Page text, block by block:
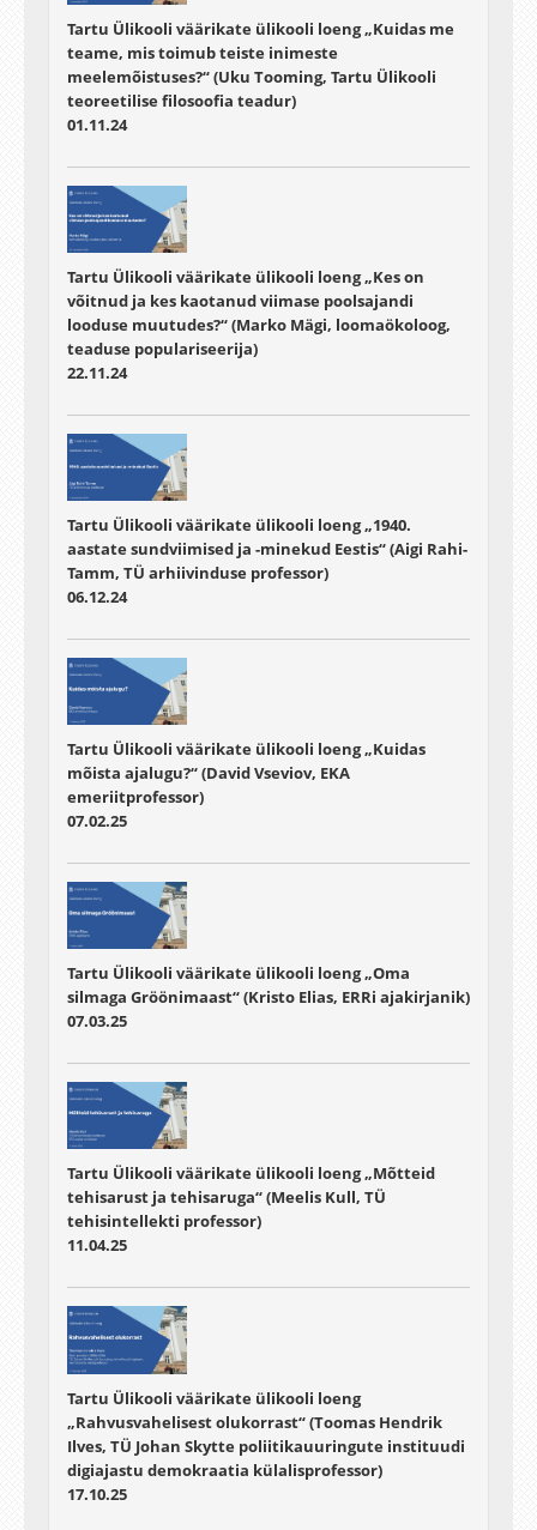
Tartu Ülikooli väärikate ülikooli loeng „Kuidas me
teame, mis toimub teiste inimeste
meelemõistuses?“ (Uku Tooming, Tartu Ülikooli
teoreetilise filosoofia teadur)
01.11.24
Tartu Ülikooli väärikate ülikooli loeng „Kes on
võitnud ja kes kaotanud viimase poolsajandi
looduse muutudes?“ (Marko Mägi, loomaökoloog,
teaduse populariseerija)
22.11.24
Tartu Ülikooli väärikate ülikooli loeng „1940.
aastate sundviimised ja -minekud Eestis“ (Aigi Rahi-
Tamm, TÜ arhiivinduse professor)
06.12.24
Tartu Ülikooli väärikate ülikooli loeng „Kuidas
mõista ajalugu?“ (David Vseviov, EKA
emeriitprofessor)
07.02.25
Tartu Ülikooli väärikate ülikooli loeng „Oma
silmaga Gröönimaast“ (Kristo Elias, ERRi ajakirjanik)
07.03.25
Tartu Ülikooli väärikate ülikooli loeng „Mõtteid
tehisarust ja tehisaruga“ (Meelis Kull, TÜ
tehisintellekti professor)
11.04.25
Tartu Ülikooli väärikate ülikooli loeng
„Rahvusvahelisest olukorrast“ (Toomas Hendrik
Ilves, TÜ Johan Skytte poliitikauuringute instituudi
digiajastu demokraatia külalisprofessor)
17.10.25